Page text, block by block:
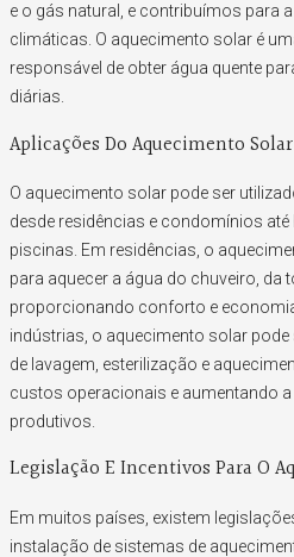
e o gás natural, e contribuímos para
climáticas. O aquecimento solar é
responsável de obter água quente
diárias.
Aplicações Do Aquecimento Solar
O aquecimento solar pode ser
desde residências e condomínios
piscinas. Em residências, o
para aquecer a água do chuveiro, da
proporcionando conforto e
indústrias, o aquecimento solar
de lavagem, esterilização e
custos operacionais e aumentando
produtivos.
Legislação E Incentivos Para O
Em muitos países, existem
instalação de sistemas de